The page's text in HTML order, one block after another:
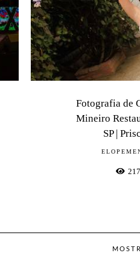
Fotografia de
Mineiro
SP |